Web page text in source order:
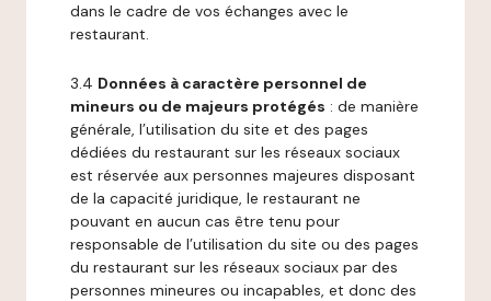
dans le cadre de vos échanges avec le
restaurant.
3.4 Données à caractère personnel de
mineurs ou de majeurs protégés : de manière
générale, l’utilisation du site et des pages
dédiées du restaurant sur les réseaux sociaux
est réservée aux personnes majeures disposant
de la capacité juridique, le restaurant ne
pouvant en aucun cas être tenu pour
responsable de l’utilisation du site ou des pages
du restaurant sur les réseaux sociaux par des
personnes mineures ou incapables, et donc des